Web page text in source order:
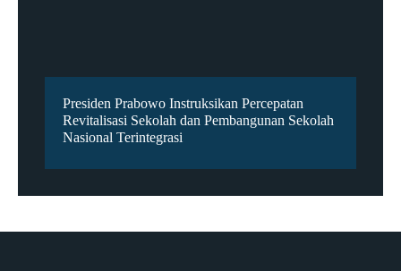
Presiden Prabowo Instruksikan Percepatan
Revitalisasi Sekolah dan Pembangunan Sekolah
Nasional Terintegrasi